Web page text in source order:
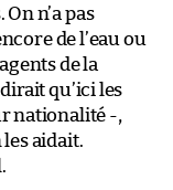
n’a pas
de l’eau ou
de la
qu’ici les
nationalité -,
aidait.